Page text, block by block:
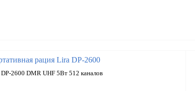
рация Lira DP-2600
2600 DMR UHF 5Вт 512 каналов